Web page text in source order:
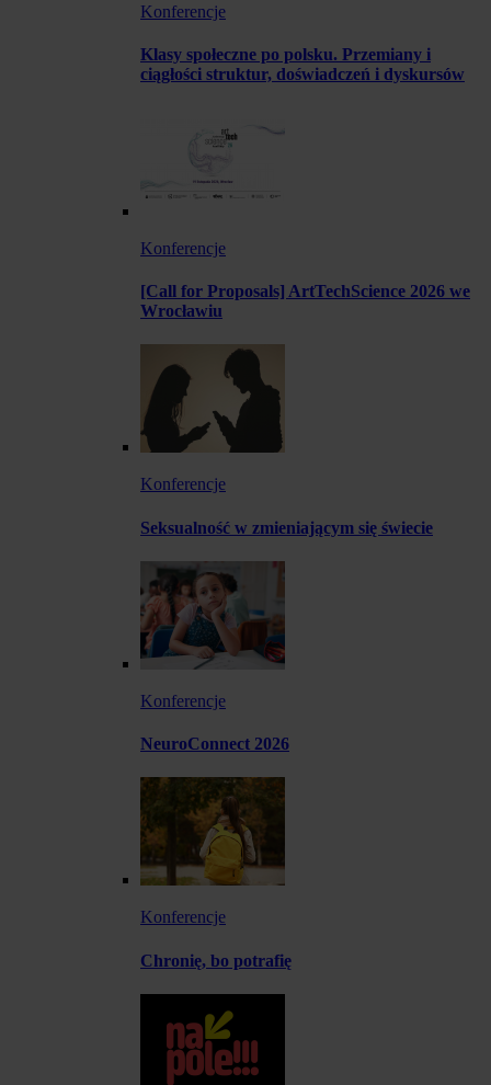
Konferencje
Klasy społeczne po polsku. Przemiany i
ciągłości struktur, doświadczeń i dyskursów
Konferencje
[Call for Proposals] ArtTechScience 2026 we
Wrocławiu
Konferencje
Seksualność w zmieniającym się świecie
Konferencje
NeuroConnect 2026
Konferencje
Chronię, bo potrafię